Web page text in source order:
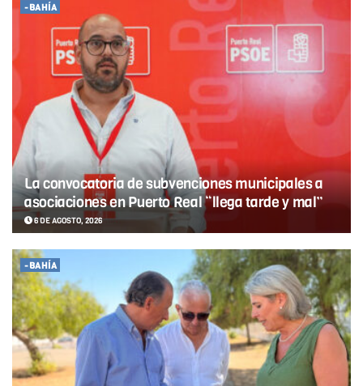
-BAHÍA
La convocatoria de subvenciones municipales a
asociaciones en Puerto Real “llega tarde y mal”
6 DE AGOSTO, 2026
-BAHÍA